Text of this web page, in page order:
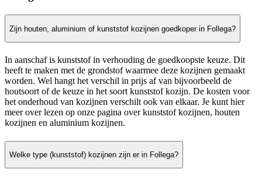
Zijn houten, aluminium of kunststof kozijnen goedkoper in Follega?
In aanschaf is kunststof in verhouding de goedkoopste keuze. Dit
heeft te maken met de grondstof waarmee deze kozijnen gemaakt
worden. Wel hangt het verschil in prijs af van bijvoorbeeld de
houtsoort of de keuze in het soort kunststof kozijn. De kosten voor
het onderhoud van kozijnen verschilt ook van elkaar. Je kunt hier
meer over lezen op onze pagina over kunststof kozijnen, houten
kozijnen en aluminium kozijnen.
Welke type (kunststof) kozijnen zijn er in Follega?